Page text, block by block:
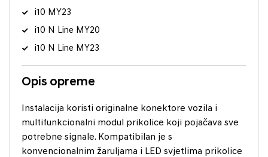
i10 MY23
i10 N Line MY20
i10 N Line MY23
Opis opreme
Instalacija koristi originalne konektore vozila i
multifunkcionalni modul prikolice koji pojačava sve
potrebne signale. Kompatibilan je s
konvencionalnim žaruljama i LED svjetlima prikolice